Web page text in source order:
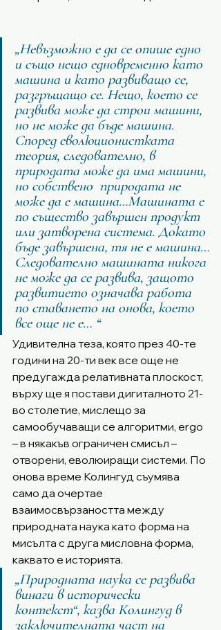
„Невъзможно е да се опише едно
и също нещо едновременно като
машина и като развиващо се,
разгръщащо се. Нещо, което се
развива може да строи машини,
но не може да бъде машина.
Според еволюционистката
теория, следователно, в
природата може да има машини,
но собствено  природата не
може да е машина…Машината е
по същество завършен продукт
или затворена система. Докато
бъде завършена, тя не е машина…
Следователно машината никога
не може да се развива, защото
развитието означава работа
по ставането на онова, което
все още не е… “
Удивителна теза, която през 40-те
години на 20-ти век все още не
предугажда релативната плоскост,
върху ще я постави дигиталното 21-
во столетие, мислещо за
самообучаващи се алгоритми, ergo
– в някакъв ограничен смисъл –
отворени, еволюиращи системи. По
онова време Колингуд съумява
само да очертае
взаимосвързаността между
природната наука като форма на
мисълта с друга мисловна форма,
каквато е историята.
„Природната наука се развива
винаги в исторически
контекст“, казва Колингуд в
заключителната част на